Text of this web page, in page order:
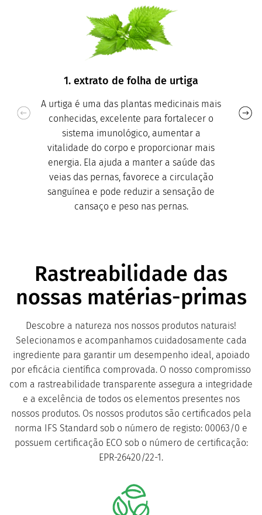
1. extrato de folha de urtiga
A urtiga é uma das plantas medicinais mais
conhecidas, excelente para fortalecer o
sistema imunológico, aumentar a
vitalidade do corpo e proporcionar mais
energia. Ela ajuda a manter a saúde das
veias das pernas, favorece a circulação
sanguínea e pode reduzir a sensação de
cansaço e peso nas pernas.
Rastreabilidade das
nossas matérias-primas
Descobre a natureza nos nossos produtos naturais!
Selecionamos e acompanhamos cuidadosamente cada
ingrediente para garantir um desempenho ideal, apoiado
por eficácia científica comprovada. O nosso compromisso
com a rastreabilidade transparente assegura a integridade
e a excelência de todos os elementos presentes nos
nossos produtos. Os nossos produtos são certificados pela
norma IFS Standard sob o número de registo: 00063/0 e
possuem certificação ECO sob o número de certificação:
EPR-26420/22-1.